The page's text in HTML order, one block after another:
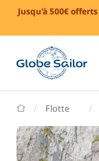
Jusqu'à 500€ offerts
GlobeSailor
Flotte